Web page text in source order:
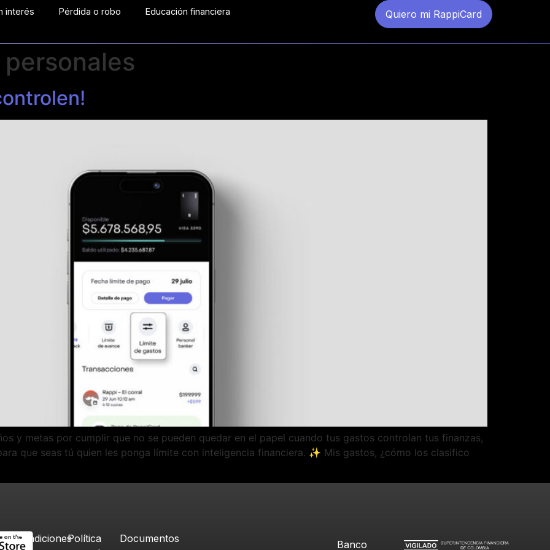
interés Pérdida o robo Educación financiera Quiero mi RappiCard
y metas por cumplir que no se pueden quedar en el papel cuando tus gastos controlan tus finanzas,
que seas tú quien les ponga límite con inteligencia financiera. ✨ Mis gastos, ¿cómo los clasifico
CondicionesPolítica
Documentos Banco